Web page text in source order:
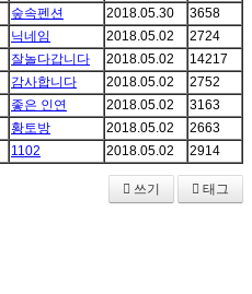
숲속펜션 2018.05.30
3658
닉네임 2018.05.02
2724
잘놀다갑니다 2018.05.02
14217
감사합니다 2018.05.02
2752
좋은 인연 2018.05.02
3163
황토방 2018.05.02
2663
1102 2018.05.02 2914
쓰기 태그